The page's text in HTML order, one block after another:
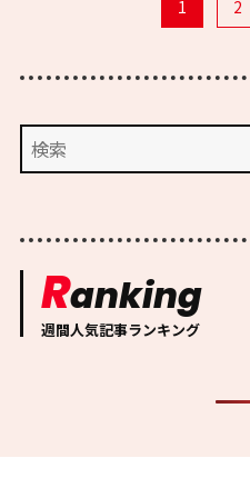
1 2
Ranking
週間人気記事ランキング